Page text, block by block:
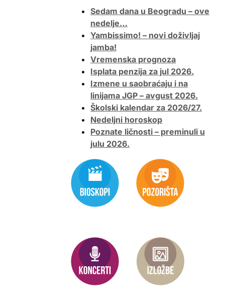
Sedam dana u Beogradu – ove
nedelje…
Yambissimo! – novi doživljaj
jamba!
Vremenska prognoza
Isplata penzija za jul 2026.
Izmene u saobraćaju i na
linijama JGP – avgust 2026.
Školski kalendar za 2026/27.
Nedeljni horoskop
Poznate ličnosti – preminuli u
julu 2026.